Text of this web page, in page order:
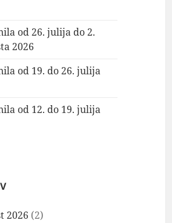
od 26. julija do 2.
2026
od 19. do 26. julija
od 12. do 19. julija
2026 (2)